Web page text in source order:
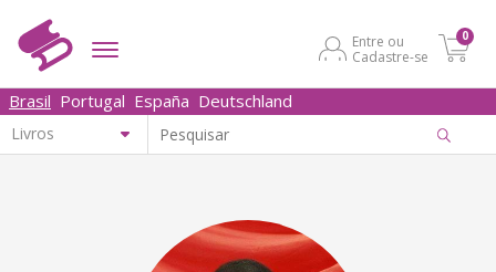
Entre ou
Cadastre-se
0
Brasil Portugal España Deutschland